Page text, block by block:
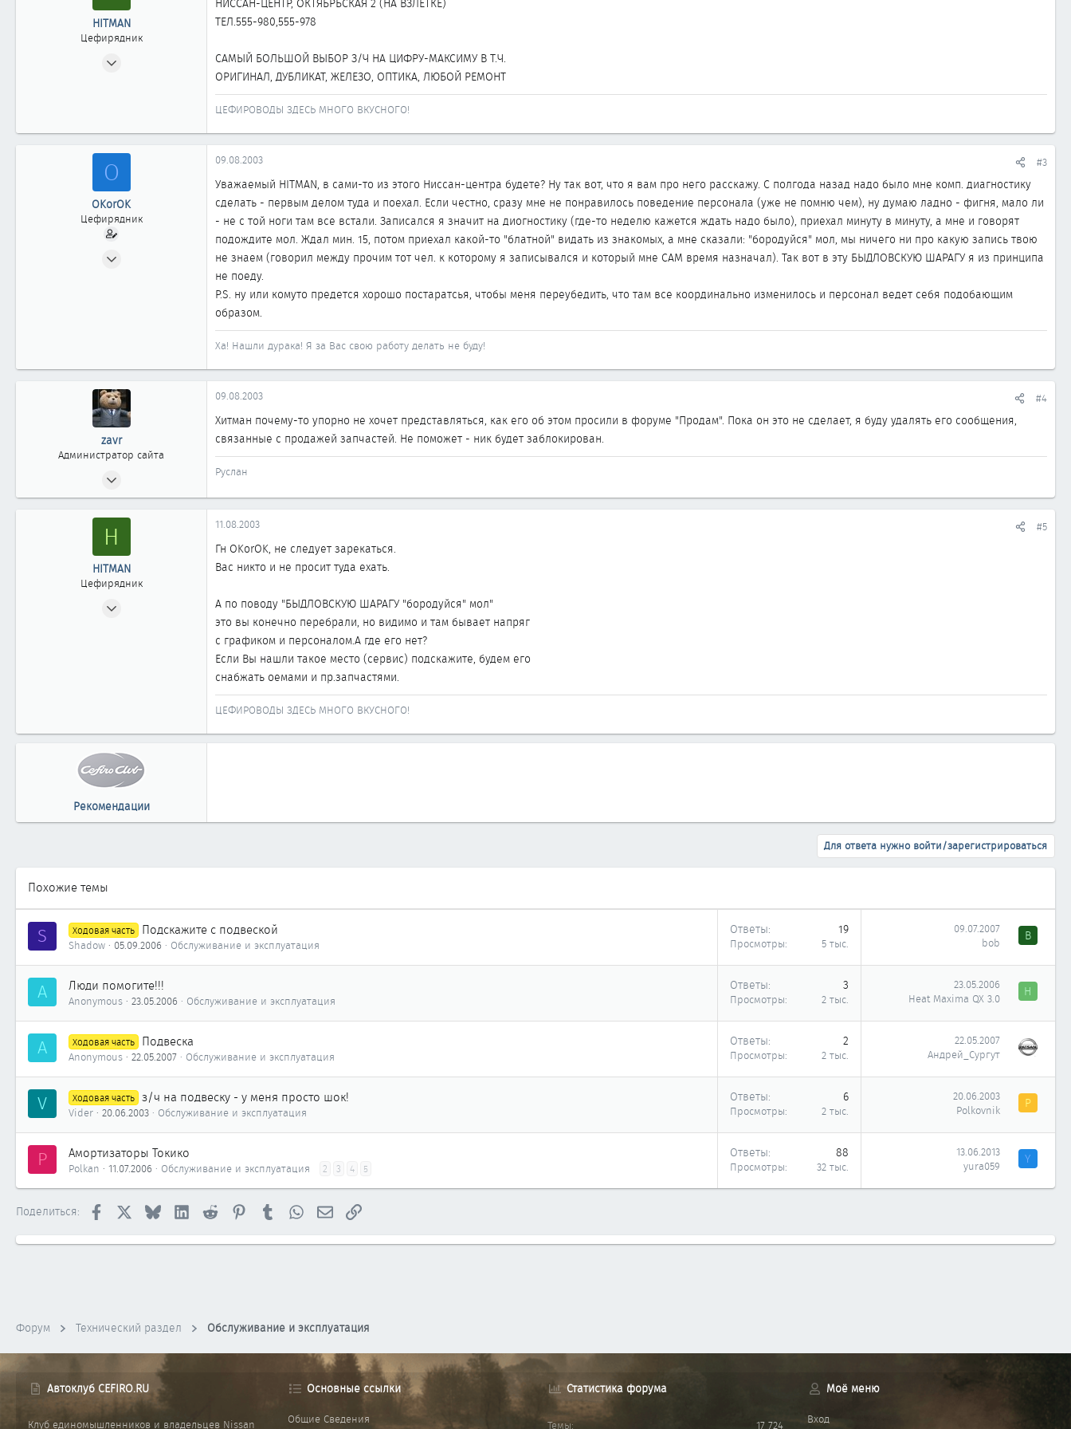
HITMAN
Цефирядник
КРАСНОЯРСК
НИССАН-ЦЕНТР, ОКТЯБРЬСКАЯ 2 (НА ВЗЛЕТКЕ)
ТЕЛ.555-980,555-978
САМЫЙ БОЛЬШОЙ ВЫБОР З/Ч НА ЦИФРУ-МАКСИМУ В Т.Ч.
ОРИГИНАЛ, ДУБЛИКАТ, ЖЕЛЕЗО, ОПТИКА, ЛЮБОЙ РЕМОНТ
ЦЕФИРОВОДЫ ЗДЕСЬ МНОГО ВКУСНОГО!
O
OKorOK
Цефирядник
09.08.2003 #3
Уважаемый HITMAN, в сами-то из этого Ниссан-центра будете? Ну так вот, что я вам про него расскажу. С полгода назад надо было мне комп. диагностику
сделать - первым делом туда и поехал. Если честно, сразу мне не понравилось поведение персонала (уже не помню чем), ну думаю ладно - фигня, мало ли
- не с той ноги там все встали. Записался я значит на диогностику (где-то неделю кажется ждать надо было), приехал минуту в минуту, а мне и говорят
подождите мол. Ждал мин. 15, потом приехал какой-то "блатной" видать из знакомых, а мне сказали: "бородуйся" мол, мы ничего ни про какую запись твою
не знаем (говорил между прочим тот чел. к которому я записывался и который мне САМ время назначал). Так вот в эту БЫДЛОВСКУЮ ШАРАГУ я из принципа
не поеду.
P.S. ну или комуто предется хорошо постаратсья, чтобы меня переубедить, что там все координально изменилось и персонал ведет себя подобающим
образом.
Ха! Нашли дурака! Я за Вас свою работу делать не буду!
zavr
Администратор сайта
2 404
09.08.2003 #4
Хитман почему-то упорно не хочет представляться, как его об этом просили в форуме "Продам". Пока он это не сделает, я буду удалять его сообщения,
связанные с продажей запчастей. Не поможет - ник будет заблокирован.
Руслан
H
HITMAN
Цефирядник
11.08.2003 #5
Гн OKorOK, не следует зарекаться.
Вас никто и не просит туда ехать.
А по поводу "БЫДЛОВСКУЮ ШАРАГУ "бородуйся" мол"
это вы конечно перебрали, но видимо и там бывает напряг
с графиком и персоналом.А где его нет?
Если Вы нашли такое место (сервис) подскажите, будем его
снабжать оемами и пр.запчастями.
ЦЕФИРОВОДЫ ЗДЕСЬ МНОГО ВКУСНОГО!
Рекомендации
Для ответа нужно войти/зарегистрироваться
Похожие темы
S Ходовая часть Подскажите с подвеской
Shadow 05.09.2006 Обслуживание и эксплуатация
Ответы 19
Просмотры 5 тыс.
09.07.2007
bob
B
A Люди помогите!!!
Anonymous 23.05.2006 Обслуживание и эксплуатация
Ответы 3
Просмотры 2 тыс.
23.05.2006
Heat Maxima QX 3.0
H
A Ходовая часть Подвеска
Anonymous 22.05.2007 Обслуживание и эксплуатация
Ответы 2
Просмотры 2 тыс.
22.05.2007
Андрей_Сургут
V Ходовая часть з/ч на подвеску - у меня просто шок!
Vider 20.06.2003 Обслуживание и эксплуатация
Ответы 6
Просмотры 2 тыс.
20.06.2003
Polkovnik
P
P Амортизаторы Токико
Polkan 11.07.2006 Обслуживание и эксплуатация 2 3 4 5
Ответы 88
Просмотры 32 тыс.
13.06.2013
yura059
Y
Поделиться: Facebook Bluesky LinkedInReddit PinterestTumblrWhatsAppЭлектронная почта
Ссылка
Форум Технический раздел Обслуживание и эксплуатация
Автоклуб CEFIRO.RU
Клуб единомышленников и владельцев Nissan
Основные ссылки
Общие Сведения
Статистика форума
Темы 17 724
Моё меню
Вход